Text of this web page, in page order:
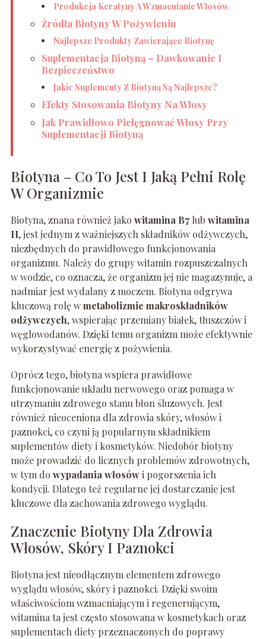
Produkcja Keratyny A Wzmacnianie Włosów
Źródła Biotyny W Pożywieniu
Najlepsze Produkty Zawierające Biotynę
Suplementacja Biotyną – Dawkowanie I
Bezpieczeństwo
Jakie Suplementy Z Biotyną Są Najlepsze?
Efekty Stosowania Biotyny Na Włosy
Jak Prawidłowo Pielęgnować Włosy Przy
Suplementacji Biotyną
Biotyna – Co To Jest I Jaką Pełni Rolę
W Organizmie
Biotyna, znana również jako witamina B7lub witamina
H, jest jednym z ważniejszych składników odżywczych,
niezbędnych do prawidłowego funkcjonowania
organizmu. Należy do grupy witamin rozpuszczalnych
w wodzie, co oznacza, że organizm jej nie magazynuje, a
nadmiar jest wydalany z moczem. Biotyna odgrywa
kluczową rolę wmetabolizmie makroskładników
odżywczych, wspierając przemiany białek, tłuszczów i
węglowodanów. Dzięki temu organizm może efektywnie
wykorzystywać energię z pożywienia.
Oprócz tego, biotyna wspiera prawidłowe
funkcjonowanie układu nerwowego oraz pomaga w
utrzymaniu zdrowego stanu błon śluzowych. Jest
również nieoceniona dla zdrowia skóry, włosów i
paznokci, co czyni ją popularnym składnikiem
suplementów diety i kosmetyków. Niedobór biotyny
może prowadzić do licznych problemów zdrowotnych,
w tym do wypadania włosówi pogorszenia ich
kondycji. Dlatego też regularne jej dostarczanie jest
kluczowe dla zachowania zdrowego wyglądu.
Znaczenie Biotyny Dla Zdrowia
Włosów, Skóry I Paznokci
Biotyna jest nieodłącznym elementem zdrowego
wyglądu włosów, skóry i paznokci. Dzięki swoim
właściwościom wzmacniającym i regenerującym,
witamina ta jest często stosowana w kosmetykach oraz
suplementach diety przeznaczonych do poprawy